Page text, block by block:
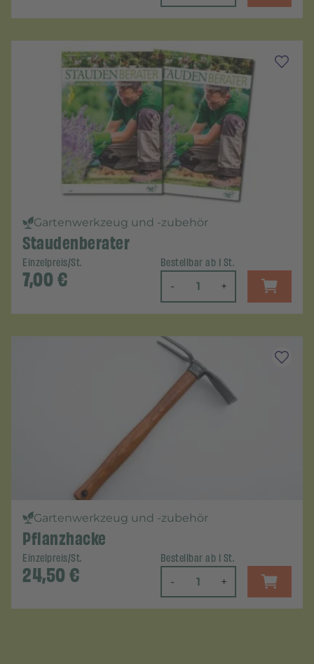
Gartenwerkzeug und -zubehör
Staudenberater
Einzelpreis/St.
7,00€
Bestellbar ab 1 St.
- +
Gartenwerkzeug und -zubehör
Pflanzhacke
Einzelpreis/St.
24,50€
Bestellbar ab 1 St.
- +